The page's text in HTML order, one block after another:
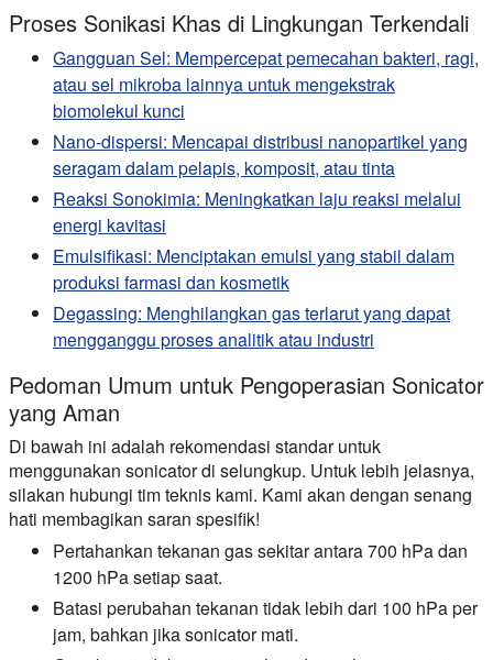
Proses Sonikasi Khas di Lingkungan Terkendali
Gangguan Sel: Mempercepat pemecahan bakteri, ragi,
atau sel mikroba lainnya untuk mengekstrak
biomolekul kunci
Nano-dispersi: Mencapai distribusi nanopartikel yang
seragam dalam pelapis, komposit, atau tinta
Reaksi Sonokimia: Meningkatkan laju reaksi melalui
energi kavitasi
Emulsifikasi: Menciptakan emulsi yang stabil dalam
produksi farmasi dan kosmetik
Degassing: Menghilangkan gas terlarut yang dapat
mengganggu proses analitik atau industri
Pedoman Umum untuk Pengoperasian Sonicator
yang Aman
Di bawah ini adalah rekomendasi standar untuk
menggunakan sonicator di selungkup. Untuk lebih jelasnya,
silakan hubungi tim teknis kami. Kami akan dengan senang
hati membagikan saran spesifik!
Pertahankan tekanan gas sekitar antara 700 hPa dan
1200 hPa setiap saat.
Batasi perubahan tekanan tidak lebih dari 100 hPa per
jam, bahkan jika sonicator mati.